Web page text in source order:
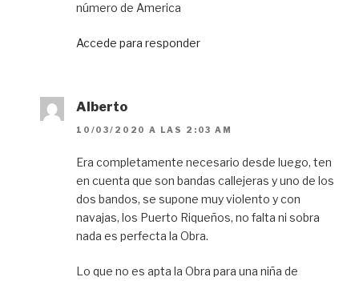
número de America
Accede para responder
Alberto
10/03/2020 A LAS 2:03 AM
Era completamente necesario desde luego, ten
en cuenta que son bandas callejeras y uno de los
dos bandos, se supone muy violento y con
navajas, los Puerto Riqueños, no falta ni sobra
nada es perfecta la Obra.
Lo que no es apta la Obra para una niña de